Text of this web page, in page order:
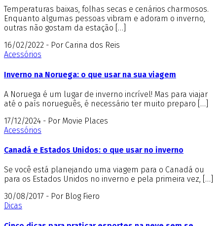
Temperaturas baixas, folhas secas e cenários charmosos.
Enquanto algumas pessoas vibram e adoram o inverno,
outras não gostam da estação […]
16/02/2022 - Por Carina dos Reis
Acessórios
Inverno na Noruega: o que usar na sua viagem
A Noruega é um lugar de inverno incrível! Mas para viajar
até o país norueguês, é necessário ter muito preparo […]
17/12/2024 - Por Movie Places
Acessórios
Canadá e Estados Unidos: o que usar no inverno
Se você está planejando uma viagem para o Canadá ou
para os Estados Unidos no inverno e pela primeira vez, […]
30/08/2017 - Por Blog Fiero
Dicas